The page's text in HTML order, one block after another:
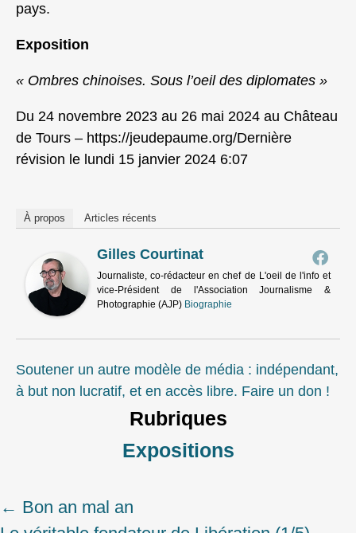
pays.
Exposition
« Ombres chinoises. Sous l’oeil des diplomates »
Du 24 novembre 2023 au 26 mai 2024 au Château
de Tours – https://jeudepaume.org/Dernière
révision le lundi 15 janvier 2024 6:07
À propos Articles récents
Gilles Courtinat
Journaliste, co-rédacteur en chef de L'oeil de l'info et
vice-Président de l'Association Journalisme &
Photographie (AJP) Biographie
Soutener un autre modèle de média : indépendant,
à but non lucratif, et en accès libre. Faire un don !
Rubriques
Expositions
Post
← Bon an mal an